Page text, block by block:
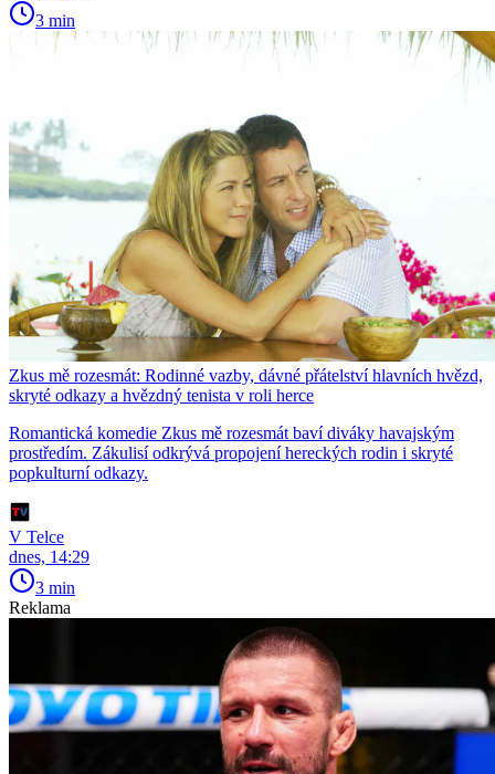
3 min
Zkus mě rozesmát: Rodinné vazby, dávné přátelství hlavních hvězd,
skryté odkazy a hvězdný tenista v roli herce
Romantická komedie Zkus mě rozesmát baví diváky havajským
prostředím. Zákulisí odkrývá propojení hereckých rodin i skryté
popkulturní odkazy.
V Telce
dnes, 14:29
3 min
Reklama